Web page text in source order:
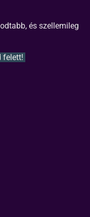
és szellemileg
felett!